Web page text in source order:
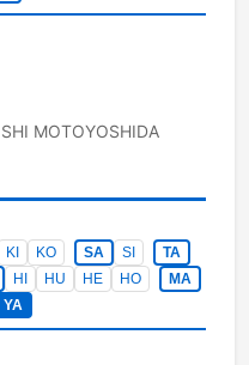
MOTOYOSHIDA
KI KO SA SI
TA
HI HU HE HO
MA
YA